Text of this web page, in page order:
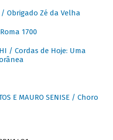
/ Obrigado Zé da Velha
1700
/ Cordas de Hoje: Uma
E MAURO SENISE / Choro